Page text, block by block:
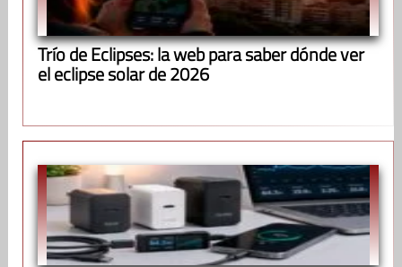
Trío de Eclipses: la web para saber dónde ver
el eclipse solar de 2026